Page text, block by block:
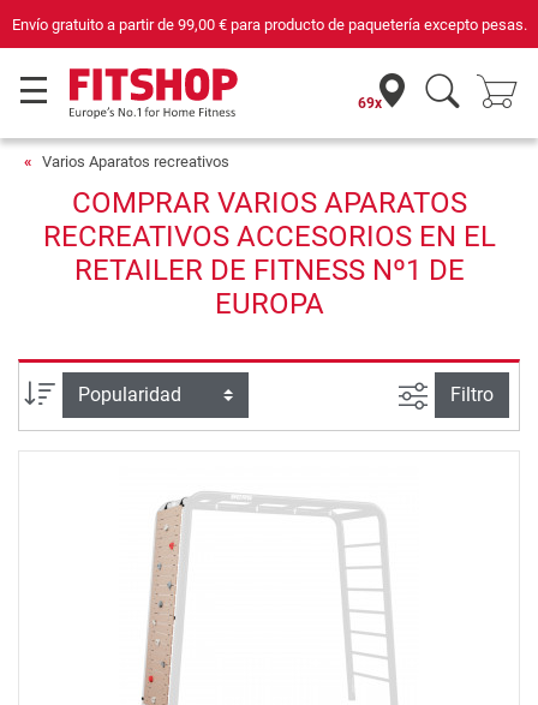
Envío gratuito a partir de 99,00 €para producto de paquetería excepto pesas.
69x
Varios Aparatos recreativos
COMPRAR VARIOS APARATOS
RECREATIVOS ACCESORIOS EN EL
RETAILER DE FITNESS Nº1 DE
EUROPA
Ordenar por Busqueda
Filtro